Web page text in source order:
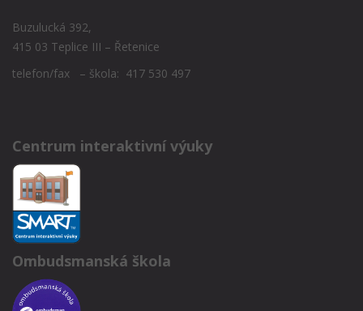
Buzulucká 392,
415 03 Teplice III – Řetenice
telefon/fax – škola: 417 530 497
Centrum interaktivní výuky
Ombudsmanská škola